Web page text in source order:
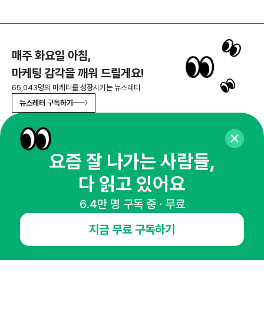
매주 화요일 아침,
마케팅 감각을 깨워 드릴게요!
65,043명의 마케터를 성장시키는 뉴스레터
뉴스레터 구독하기
공지사항 제휴문의
인사이터 신청
뉴스레터
경기도 성남시 분당구 대왕판교로645번길 16
대표 : 심도섭
사업자등록번호 : 144-81-27690(사업자정보확인)
요즘 잘 나가는 사람들,
다 읽고 있어요
6.4만 명 구독 중 · 무료
지금 무료 구독하기